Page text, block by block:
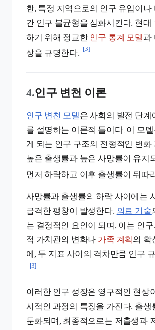
한, 특정 지역으로의 인구 유입이
간 인구 불균형을 심화시킨다. 현
하기 위해 정교한 인구 통계 모델과
상을 규명한다.
[3]
4.인구 변천 이론
인구 변천 모델은 사회의 발전 단계
를 설명하는 이론적 틀이다. 이 모
게 되는 인구 구조의 전형적인 변
높은 출생률과 높은 사망률이 유지
먼저 하락하고 이후 출생률이 뒤따
사망률과 출생률의 하락 사이에는
급격한 팽창이 발생한다. 의료 기술
는 결정적인 요인이 되며, 이는 인
적 가치관의 변화나 가족 계획의 확
에, 두 지표 사이의 격차만큼 인구
[3]
이러한 인구 성장은 영구적인 현상
시적인 과정의 특징을 가진다. 출
둔화되며, 최종적으로는 저출생과